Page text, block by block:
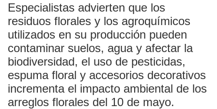
Especialistas advierten que los
residuos florales y los agroquímicos
utilizados en su producción pueden
contaminar suelos, agua y afectar la
biodiversidad, el uso de pesticidas,
espuma floral y accesorios decorativos
incrementa el impacto ambiental de los
arreglos florales del 10 de mayo.